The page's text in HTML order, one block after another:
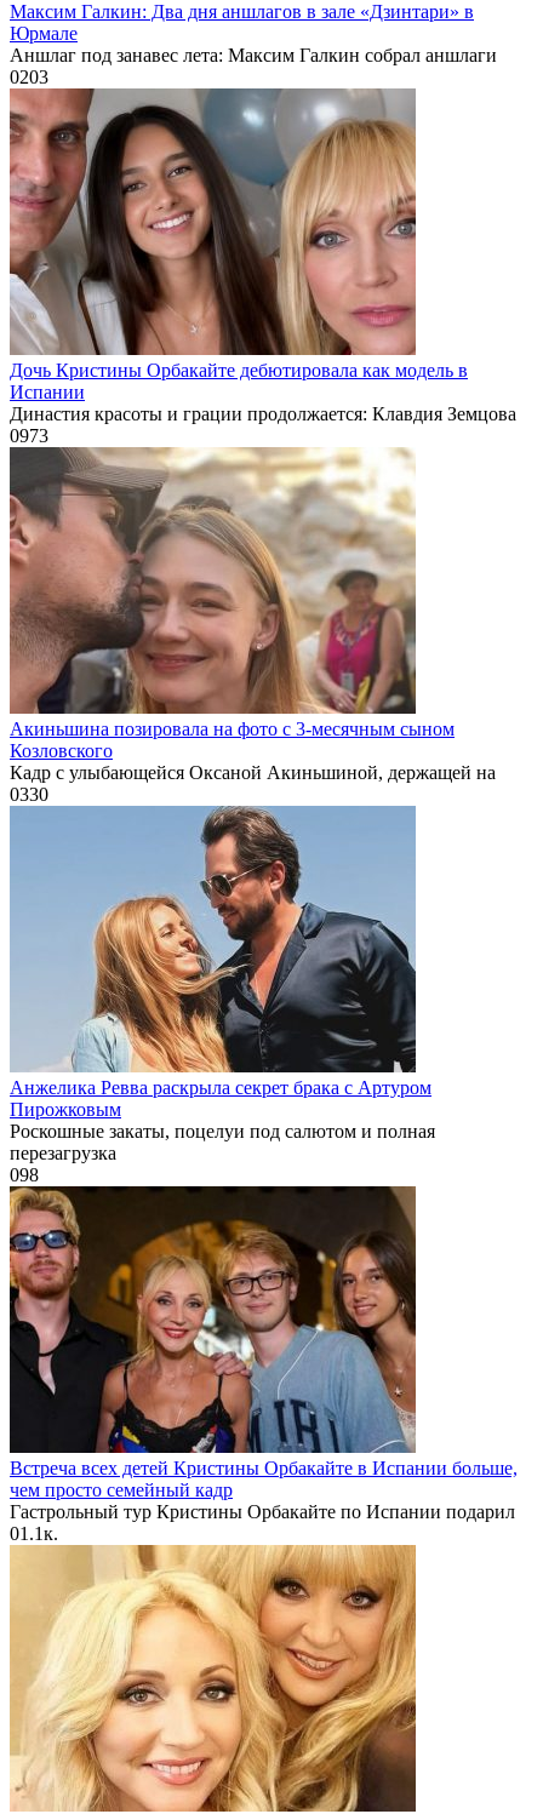
Максим Галкин: Два дня аншлагов в зале «Дзинтари» в
Юрмале
Аншлаг под занавес лета: Максим Галкин собрал аншлаги
0203
Дочь Кристины Орбакайте дебютировала как модель в
Испании
Династия красоты и грации продолжается: Клавдия Земцова
0973
Акиньшина позировала на фото с 3-месячным сыном
Козловского
Кадр с улыбающейся Оксаной Акиньшиной, держащей на
0330
Анжелика Ревва раскрыла секрет брака с Артуром
Пирожковым
Роскошные закаты, поцелуи под салютом и полная
перезагрузка
098
Встреча всех детей Кристины Орбакайте в Испании больше,
чем просто семейный кадр
Гастрольный тур Кристины Орбакайте по Испании подарил
01.1к.